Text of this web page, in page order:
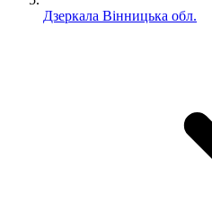
Дзеркала Вінницька обл.